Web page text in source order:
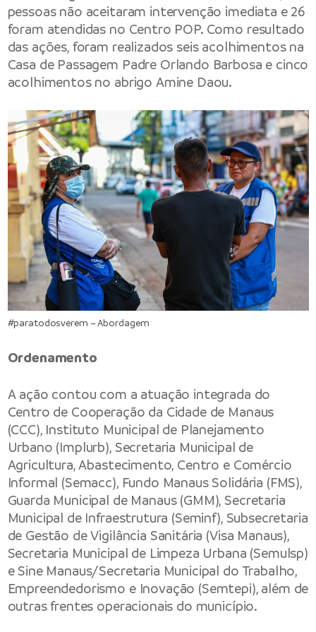
pessoas não aceitaram intervenção imediata e 26
foram atendidas no Centro POP. Como resultado
das ações, foram realizados seis acolhimentos na
Casa de Passagem Padre Orlando Barbosa e cinco
acolhimentos no abrigo Amine Daou.
#paratodosverem – Abordagem
Ordenamento
A ação contou com a atuação integrada do
Centro de Cooperação da Cidade de Manaus
(CCC), Instituto Municipal de Planejamento
Urbano (Implurb), Secretaria Municipal de
Agricultura, Abastecimento, Centro e Comércio
Informal (Semacc), Fundo Manaus Solidária (FMS),
Guarda Municipal de Manaus (GMM), Secretaria
Municipal de Infraestrutura (Seminf), Subsecretaria
de Gestão de Vigilância Sanitária (Visa Manaus),
Secretaria Municipal de Limpeza Urbana (Semulsp)
e Sine Manaus/Secretaria Municipal do Trabalho,
Empreendedorismo e Inovação (Semtepi), além de
outras frentes operacionais do município.